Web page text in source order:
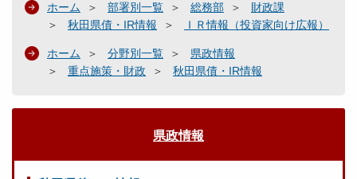
ホーム 部署別一覧 総務部
財政課
秋田県債・IR情報
ＩＲ情報（投資家向け広報）
ホーム 分野別一覧
県政情報
重点施策・財政
秋田県債・IR情報
県政情報